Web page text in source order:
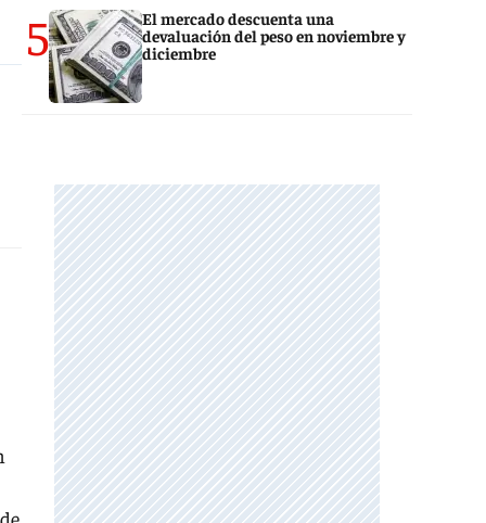
5
El mercado descuenta una
devaluación del peso en noviembre y
diciembre